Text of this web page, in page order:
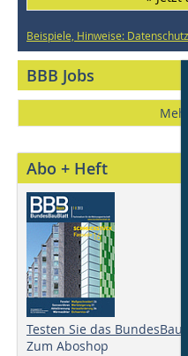
Beispiele, Hinweise:
BBB Jobs
Abo + Heft
Testen Sie das
Zum Aboshop